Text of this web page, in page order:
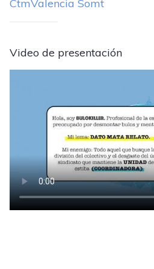
CtmValencia Somt
Video de presentación